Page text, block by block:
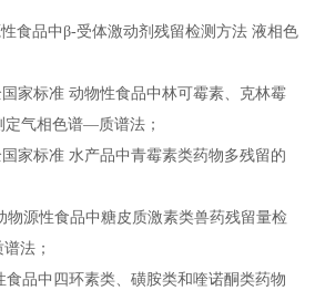
食品中 β-受体激动剂残留检测方法 液相色
国家标准 动物性食品中林可霉素、克林霉
定气相色谱—质谱法；
国家标准 水产品中青霉素类药物多残留的
物源性食品中糖皮质激素类兽药残留量检
谱法；
食品中四环素类、磺胺类和喹诺酮类药物